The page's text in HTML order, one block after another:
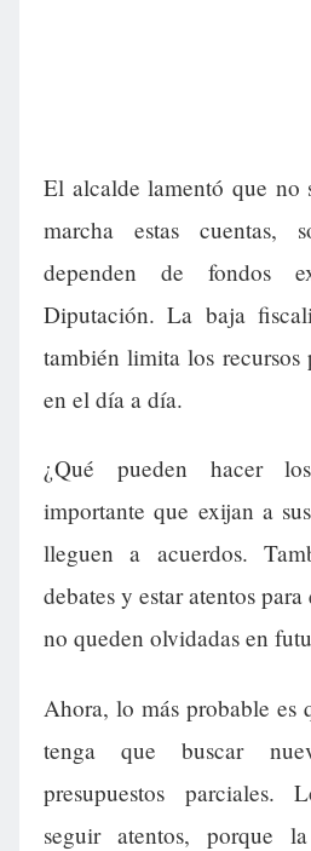
El alcalde lamentó que no
marcha estas cuentas,
dependen de fondos
Diputación. La baja
también limita los recursos
en el día a día.
¿Qué pueden hacer
importante que exijan a
lleguen a acuerdos.
debates y estar atentos
no queden olvidadas en
Ahora, lo más probable es
tenga que buscar
presupuestos parciales.
seguir atentos, porque